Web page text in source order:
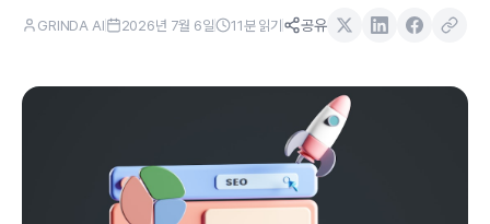
GRINDA AI 2026년 7월 6일 11분 읽기 공유